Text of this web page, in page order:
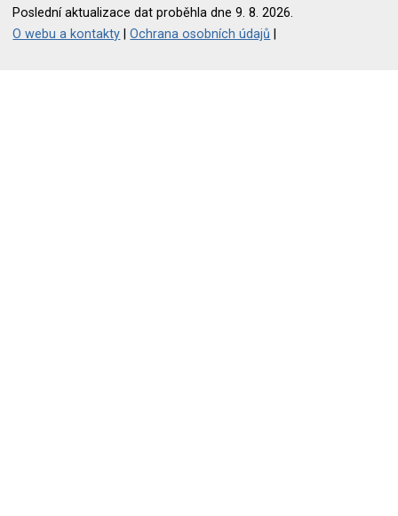
Poslední aktualizace dat proběhla dne 9. 8. 2026.
O webu a kontakty |Ochrana osobních údajů